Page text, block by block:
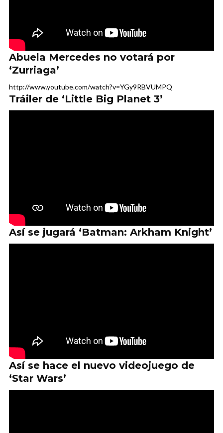
Abuela Mercedes no votará por
‘Zurriaga’
http://www.youtube.com/watch?v=YGy9RBVUMPQ
Tráiler de ‘Little Big Planet 3’
Así se jugará ‘Batman: Arkham Knight’
Así se hace el nuevo videojuego de
‘Star Wars’